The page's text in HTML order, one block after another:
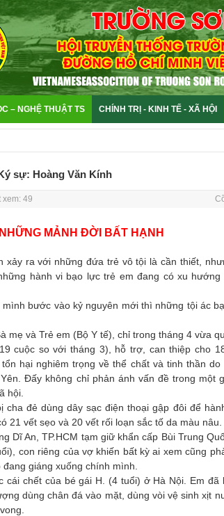
– NGHỆ THUẬT TS CHÍNH TRỊ - KINH TẾ - XÃ HỘI
sự: Hoàng Văn Kính
xem: 49
MẢNH ĐỜI BẤT HẠNH
ra với những đứa trẻ vô tội là cần thiết,
hành vi bạo lực trẻ em đang có xu
bước vào kỷ nguyên mới thì những tội ác
mẹ và Trẻ em (Bộ Y tế), chỉ trong tháng 4 vừa
cuộc so với tháng 3), hỗ trợ, can thiệp cho
hại nghiêm trọng về thể chất và tinh thần
Đấy không chỉ phản ánh vấn đề trong một
hội.
đẻ dùng dây sạc điện thoại gập đôi để
21 vết sẹo và 20 vết rối loạn sắc tố da màu nâu.
An, TP.HCM tạm giữ khẩn cấp Bùi Trung
con riêng của vợ khiến bất kỳ ai xem cũng
giáng xuống chính mình.
chết của bé gái H.
(4 tuổi) ở Hà Nội. Em đã
dùng chân đá vào mặt, dùng vòi vệ sinh xịt